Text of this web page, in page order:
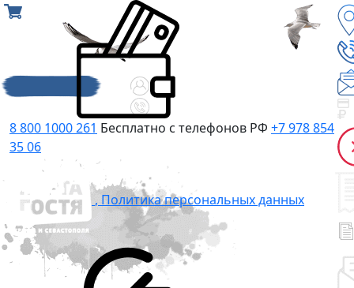
8 800 1000 261 Бесплатно с телефонов РФ +7 978 854
35 06
, Политика персональных данных